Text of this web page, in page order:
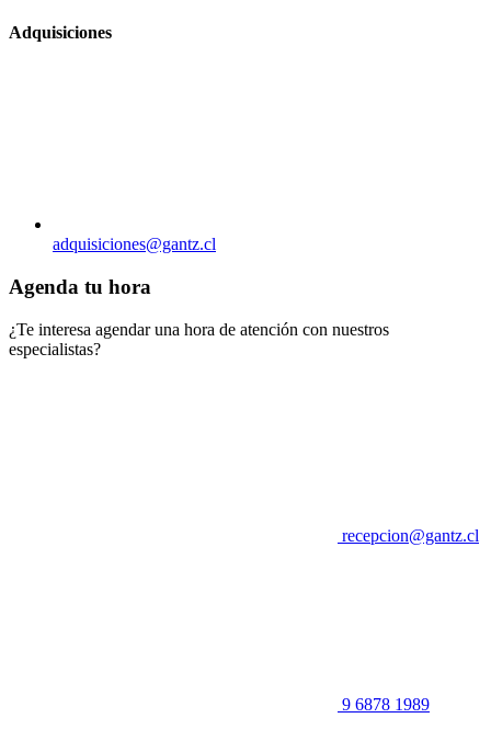
Adquisiciones
adquisiciones@gantz.cl
Agenda tu hora
¿Te interesa agendar una hora de atención con nuestros
especialistas?
recepcion@gantz.cl
9 6878 1989